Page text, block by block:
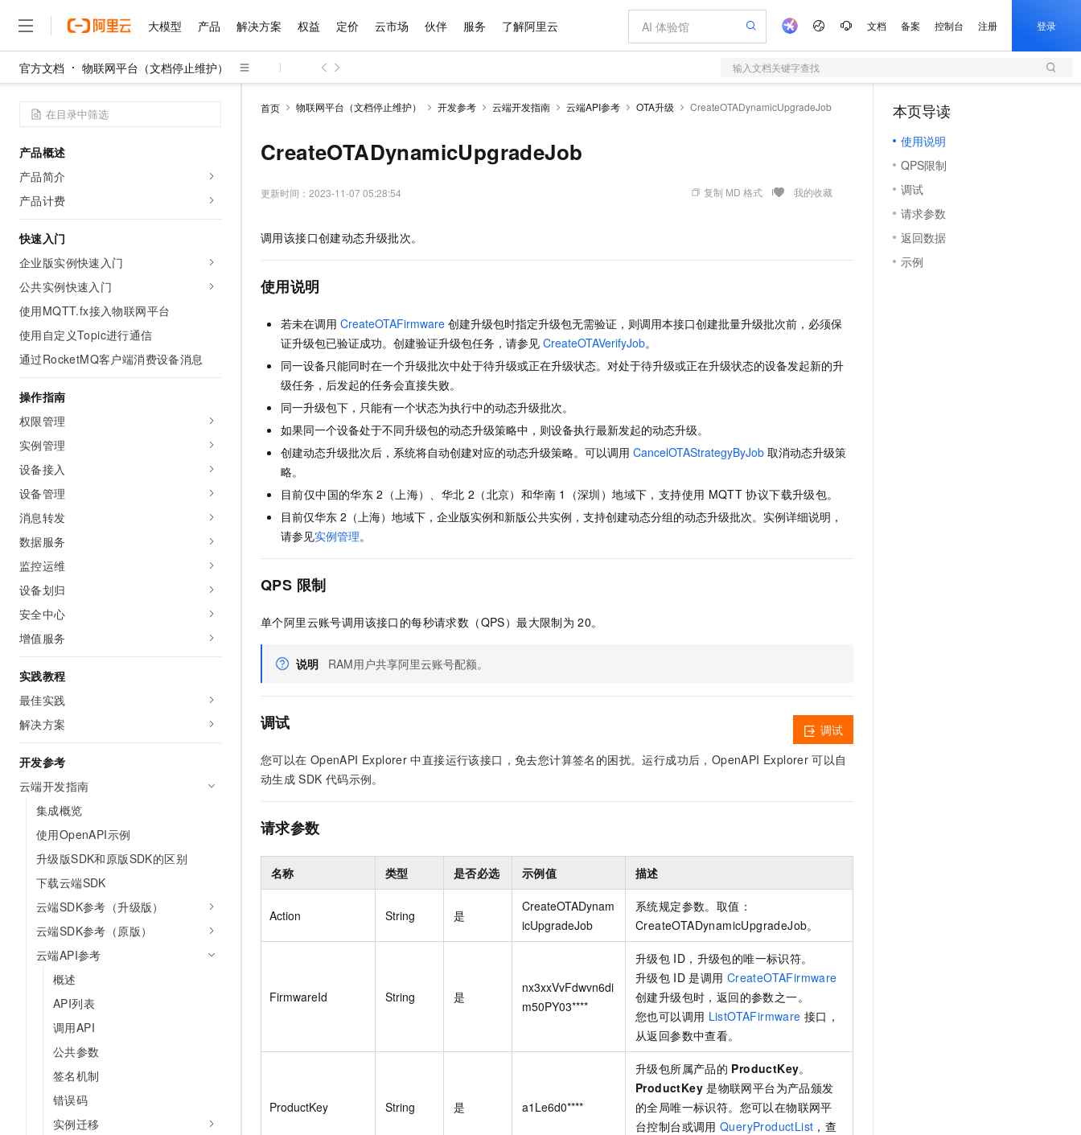
大模型 产品 解决方案 权益 定价 云市场 伙伴 服务 了解阿里云 文档 备案 控制台 注册 登录
官方文档 物联网平台（文档停止维护） 输入文档关键字查找
产品概述
产品简介
产品计费
快速入门
企业版实例快速入门
公共实例快速入门
使用MQTT.fx接入物联网平台
使用自定义Topic进行通信
通过RocketMQ客户端消费设备消息
操作指南
权限管理
实例管理
设备接入
设备管理
消息转发
数据服务
监控运维
设备划归
安全中心
增值服务
实践教程
最佳实践
解决方案
开发参考
云端开发指南
集成概览
使用OpenAPI示例
升级版SDK和原版SDK的区别
下载云端SDK
云端SDK参考（升级版）
云端SDK参考（原版）
云端API参考
概述
API列表
调用API
公共参数
签名机制
错误码
实例迁移
首页 物联网平台（文档停止维护） 开发参考 云端开发指南 云端API参考 OTA升级 CreateOTADynamicUpgradeJob
CreateOTADynamicUpgradeJob
更新时间： 2023-11-07 05:28:54 复制 MD 格式 我的收藏
调用该接口创建动态升级批次。
使用说明
若未在调用 CreateOTAFirmware 创建升级包时指定升级包无需验证，则调用本接口创建批量升级批次前，必须保
证升级包已验证成功。创建验证升级包任务，请参见 CreateOTAVerifyJob。
同一设备只能同时在一个升级批次中处于待升级或正在升级状态。对处于待升级或正在升级状态的设备发起新的升
级任务，后发起的任务会直接失败。
同一升级包下，只能有一个状态为执行中的动态升级批次。
如果同一个设备处于不同升级包的动态升级策略中，则设备执行最新发起的动态升级。
创建动态升级批次后，系统将自动创建对应的动态升级策略。可以调用 CancelOTAStrategyByJob 取消动态升级策
略。
目前仅中国的华东 2（上海） 、华北 2（北京）和华南 1（深圳）地域下，支持使用 MQTT 协议下载升级包。
目前仅华东 2（上海）地域下，企业版实例和新版公共实例，支持创建动态分组的动态升级批次。实例详细说明，
请参见实例管理。
QPS 限制
单个阿里云账号调用该接口的每秒请求数（QPS）最大限制为 20。
说明 RAM用户共享阿里云账号配额。
调试
您可以在 OpenAPI Explorer 中直接运行该接口，免去您计算签名的困扰。运行成功后，OpenAPI Explorer 可以自
动生成 SDK 代码示例。
调试
请求参数
名称 类型 是否必选 示例值 描述
Action String 是
CreateOTADynam
icUpgradeJob
系统规定参数。取值：
CreateOTADynamicUpgradeJob。
FirmwareId String 是
nx3xxVvFdwvn6di
m50PY03****
升级包 ID，升级包的唯一标识符。
升级包 ID 是调用 CreateOTAFirmware
创建升级包时，返回的参数之一。
您也可以调用 ListOTAFirmware 接口，
从返回参数中查看。
ProductKey String 是 a1Le6d0****
升级包所属产品的 ProductKey。
ProductKey 是物联网平台为产品颁发
的全局唯一标识符。您可以在物联网平
台控制台或调用 QueryProductList ，查
本页导读
使用说明
QPS限制
调试
请求参数
返回数据
示例
大模型
千问AI平台 大模型服务平台百炼
Qwen3.8-Max
Qwen3.7-Plus
能看、能想、能动手的多模态智能体模型
Qwen3-VL-Plus
视觉 Coding、空间感知、多模态思考等全面升级
旗舰 MoE 大模型，百万上下文与顶尖推理能力
GLM-5.2
1M上下文，专为长程任务能力而生
图生视频，流畅自然，细节丰富
文戏情感细腻自然，动作戏激烈拳拳到肉，实现更强表演能力
语音识别与合成
Qwen3-TTS-Flash
大模型服务
千问AI平台-Token Plan
千问AI平台-模型体验
在线体验全尺寸、多种模态的模型效果
AI 应用构建
大模型服务平台百炼-智能体
大模型原生应用
万有无界
大模型解决方案
快速部署 Dify，高效搭建 AI 应用
10 分钟在聊天系统中增加一个 AI 助手 超强辅助，Bolt.diy 一步搞定创意建站
通过自然语言交互简化开发流程,全栈开发支持
产品
精选产品
计算
容器
存储
网络与CDN
数据库
大数据计算
媒体服务
企业服务与云通信
域名与网站
终端用户计算
Serverless
开发工具
迁移与运维管理
精选产品
多元化、高性能、安全可靠的大模型服务
随时随地安全接入的云上超级电脑
云原生大数据计算服务 MaxCompute
面向分析的企业级SaaS模式云数据仓库
容器服务 Kubernetes 版 ACK
提供一站式管理容器应用的 K8s 服务
全托管，含MySQL、PostgreSQL、SQL Server、MariaDB多引擎
云防火墙
轻量应用服务器
数字证书管理服务（原SSL证书）
实现全站HTTPS，呈现可信的WEB访问
短信服务
大数据开发治理平台 DataWorks
解决方案
精选解决方案
互联网应用开发
大数据
现代化应用
安全
可观测
上云与迁云
企业出海
政企业务
精选解决方案
自主进化，持久记忆，越用越聪明
一键购买专属联机服务器，轻松开启游戏
Agency Agents：拥有专属领域专家
HappyHorse 打造一站式影视创作平台
漫剧工坊：一站式动画创作平台
快速生产连贯的高质量长漫剧
10 分钟搭建微信、支付宝小程序
权益 普惠上云
推荐新用户得奖励，单订单最高返9万
高校专属算力普惠，学生认证享300元代金券
免费试用
解决方案免费试用 新老同享
最高领取价值200元试用点，立即开启云上创新
AI 产品 免费试用
1亿+ 大模型 tokens 和 30+ 款产品免费体验
140+云产品 免费试用
产品新客免费试用，最长12个月
大模型ACA认证体验
助力企业全员 AI 认知与能力提升
AI 特惠
万小智 AI 建站低至 15元/月
送.CN域名，送备案服务码
Night Plan 支持 Qwen 3.8-Max NEW
夜间 5 折，Qwen/Meoo/TokenPlan 客户专享
AI 场景体验
从图文生成到视频创作，一键激活电商全链路生产力
AI 短剧/漫剧
AI 办公
智能客服
自动承接线索、识别商机，让客服更高效、服务更出色。
AI 活动
AI 生产力先锋
先锋实践拓展 AI 生产力的边界
飞天发布时刻
所见，即是所愿
AI 实训营
从基础到进阶，Agent 创客手把手教你
定价 产品定价
了解云产品的定价详情
云上成本管理
管理和优化成本
价格计算器
自助选配和估算价格
价格优势
配置报价器
一站式生成采购清单，支持单品或批量购买
阿里云 OPC 创新助力计划
Token 补贴，五大权
益加速 OPC 成功
云市场 精选商城
多端小程序
观测云
蓝凌 OA
电子合同
Tableau 订阅
AI空中课堂在线直播课堂（旗舰版）
生态解决方案
行业生态解决方案
开发者生态解决方案
数据与 API
手机三要素
快递物流查询
企业应用
ERP
CRM
财税管理
400电话
基础软件
WordPress
建站小程序
模板建站
定制建站
专业服务
公司注册
上云迁移
代维服务
伙伴 成为销售伙伴
咨询伙伴
销售伙伴合作计划
无影生态合作计划
Consulting Partner 合作计划
成为产品伙伴
产品生态伙伴
产品伙伴合作计划
成为服务伙伴
服务生态伙伴
服务伙伴合作计划
Al MaaS 服务伙伴赋能合作
伙伴信用分合作计划
更多支持
合作伙伴培训与认证
查询合作伙伴
服务 售前咨询
自助服务
在线服务
短信专区
企业增值服务
专家技术服务
阿里云认证 开发者社区
镜像站
我要反馈
了解阿里云 为什么选择阿里云
技术领先
分析师报告
天池大赛
AI 算法大赛
云开发大赛
入门学习赛
最佳实践
云上奥运之旅
市场活动
高校合作
云工开物
加入我们
校园招聘